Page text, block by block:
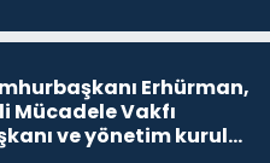
Erhürman,
Mücadele Vakfı
ve yönetim kurulu